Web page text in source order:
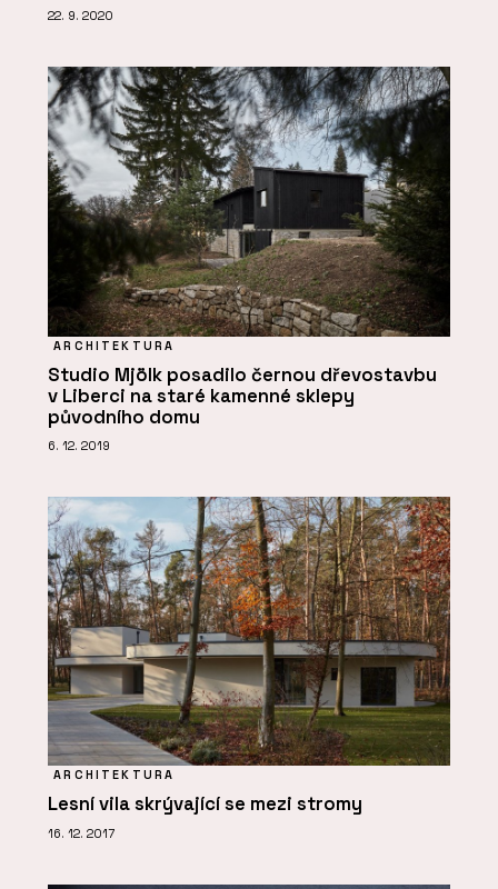
22. 9. 2020
ARCHITEKTURA
Studio Mjölk posadilo černou dřevostavbu
v Liberci na staré kamenné sklepy
původního domu
6. 12. 2019
ARCHITEKTURA
Lesní vila skrývající se mezi stromy
16. 12. 2017